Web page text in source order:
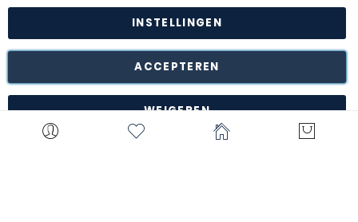
Retour van goederen is mogelijk* binnen de 14 dagen na
ontvangstdatum in de originele onbeschadigde verpakking
naar ons magazijn te Turnhout (België).
*met uitzondering van bepaalde producten zoals
ACCEPTEREN
INSTELLINGEN
WEIGEREN